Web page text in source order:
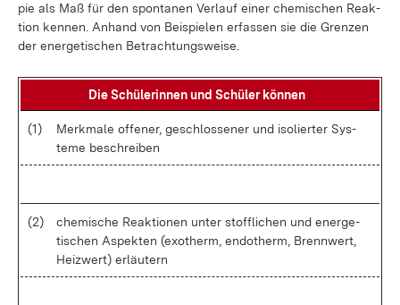
pie als Maß für den spon­ta­nen Ver­lauf ei­ner che­mi­schen Re­ak­
ti­on ken­nen. An­hand von Bei­spie­len er­fas­sen sie die Gren­zen
der en­er­ge­ti­schen Be­trach­tungs­wei­se.
Die Schü­le­rin­nen und Schü­ler kön­nen
(1)
Merk­ma­le of­fe­ner, ge­schlos­se­ner und iso­lier­ter Sys­
te­me be­schrei­ben
(2)
che­mi­sche Re­ak­tio­nen un­ter stoff­li­chen und en­er­ge­
ti­schen As­pek­ten (exo­therm, en­do­therm, Brenn­wert,
Heiz­wert) er­läu­tern